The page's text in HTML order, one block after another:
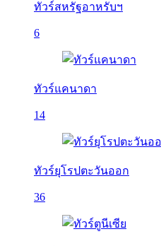
ทัวร์สหรัฐอาหรับฯ
6
ทัวร์แคนาดา
14
ทัวร์ยุโรปตะวันออก
36